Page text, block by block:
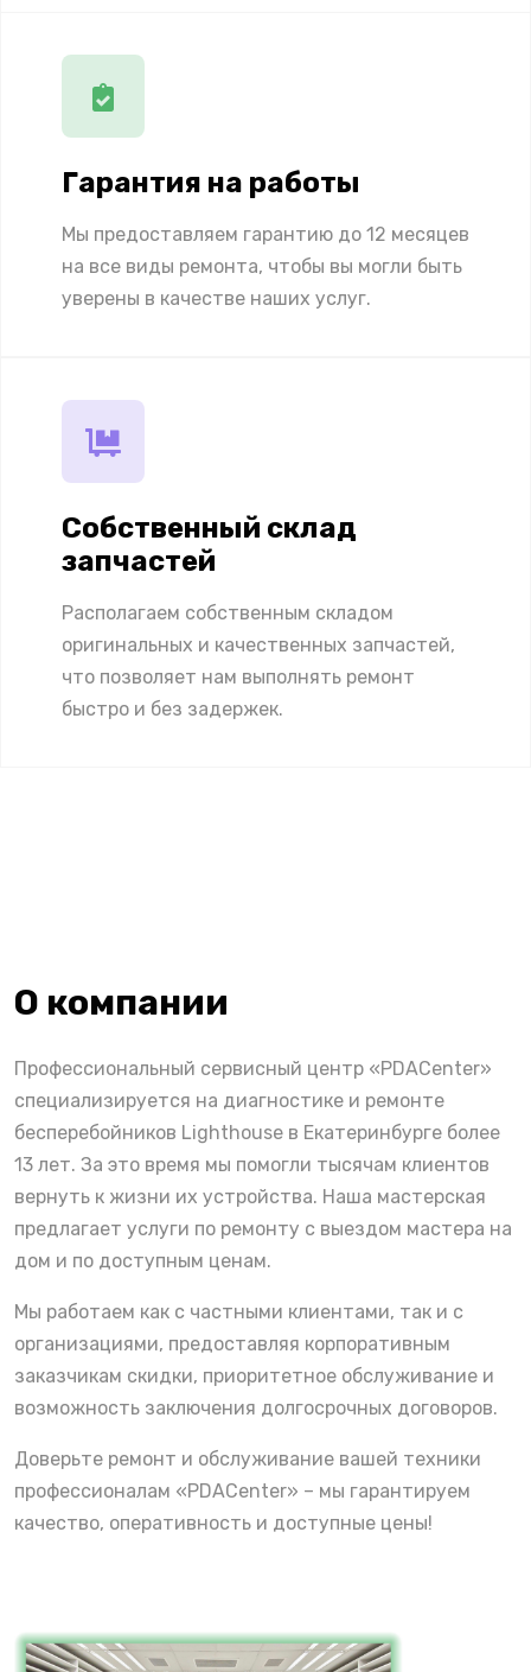
Гарантия на работы
Мы предоставляем гарантию до 12 месяцев
на все виды ремонта, чтобы вы могли быть
уверены в качестве наших услуг.
Собственный склад
запчастей
Располагаем собственным складом
оригинальных и качественных запчастей,
что позволяет нам выполнять ремонт
быстро и без задержек.
О компании
Профессиональный сервисный центр «PDACenter»
специализируется на диагностике и ремонте
бесперебойников Lighthouse в Екатеринбурге более
13 лет. За это время мы помогли тысячам клиентов
вернуть к жизни их устройства. Наша мастерская
предлагает услуги по ремонту с выездом мастера на
дом и по доступным ценам.
Мы работаем как с частными клиентами, так и с
организациями, предоставляя корпоративным
заказчикам скидки, приоритетное обслуживание и
возможность заключения долгосрочных договоров.
Доверьте ремонт и обслуживание вашей техники
профессионалам «PDACenter» – мы гарантируем
качество, оперативность и доступные цены!